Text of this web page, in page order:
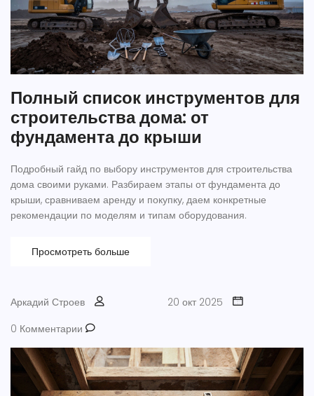
Полный список инструментов для
строительства дома: от
фундамента до крыши
Подробный гайд по выбору инструментов для строительства
дома своими руками. Разбираем этапы от фундамента до
крыши, сравниваем аренду и покупку, даем конкретные
рекомендации по моделям и типам оборудования.
Просмотреть больше
Аркадий Строев
20 окт 2025
0 Комментарии